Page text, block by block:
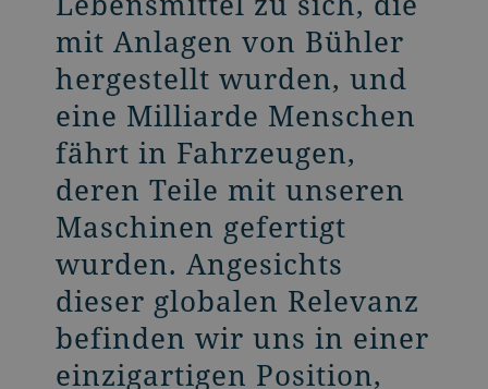
mit Anlagen von Bühler
hergestellt wurden, und
eine Milliarde Menschen
fährt in Fahrzeugen,
deren Teile mit unseren
Maschinen gefertigt
wurden. Angesichts
dieser globalen Relevanz
befinden wir uns in einer
einzigartigen Position,